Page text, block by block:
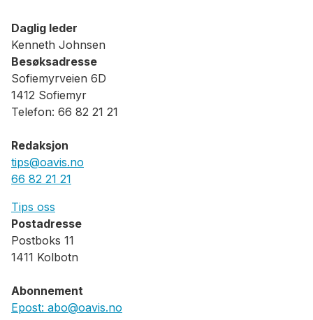
Daglig leder
Kenneth Johnsen
Besøksadresse
Sofiemyrveien 6D
1412 Sofiemyr
Telefon: 66 82 21 21
Redaksjon
tips@oavis.no
66 82 21 21
Tips oss
Postadresse
Postboks 11
1411 Kolbotn
Abonnement
Epost: abo@oavis.no